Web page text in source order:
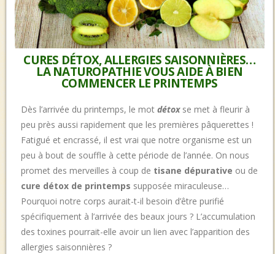
CURES DÉTOX, ALLERGIES SAISONNIÈRES…
LA NATUROPATHIE VOUS AIDE À BIEN
COMMENCER LE PRINTEMPS
Dès l’arrivée du printemps, le mot détoxse met à fleurir à
peu près aussi rapidement que les premières pâquerettes !
Fatigué et encrassé, il est vrai que notre organisme est un
peu à bout de souffle à cette période de l’année. On nous
promet des merveilles à coup de tisane dépurative ou de
cure détox de printemps supposée miraculeuse…
Pourquoi notre corps aurait-t-il besoin d’être purifié
spécifiquement à l’arrivée des beaux jours ? L’accumulation
des toxines pourrait-elle avoir un lien avec l’apparition des
allergies saisonnières ?